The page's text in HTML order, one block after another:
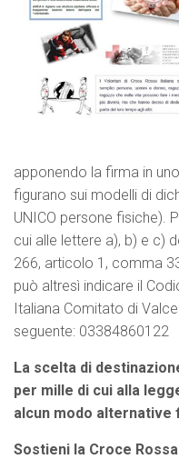
apponendo la firma in
figurano sui modelli di
UNICO persone fisiche).
cui alle lettere a), b) e c)
266, articolo 1, comma
può altresì indicare il
Italiana Comitato di
seguente: 03384860122
La scelta di
per mille di cui alla
alcun modo alternative
Sostieni la Croce